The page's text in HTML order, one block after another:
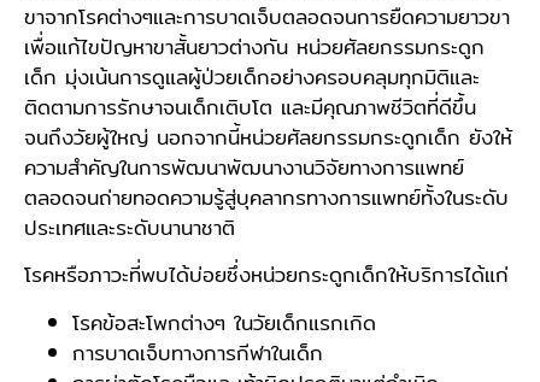
ขาจากโรคต่างๆและการบาดเจ็บตลอดจนการยืดความยาวขา
เพื่อแก้ไขปัญหาขาสั้นยาวต่างกัน หน่วยศัลยกรรมกระดูก
เด็ก มุ่งเน้นการดูแลผู้ป่วยเด็กอย่างครอบคลุมทุกมิติและ
ติดตามการรักษาจนเด็กเติบโต และมีคุณภาพชีวิตที่ดีขึ้น
จนถึงวัยผู้ใหญ่ นอกจากนี้หน่วยศัลยกรรมกระดูกเด็ก ยังให้
ความสำคัญในการพัฒนาพัฒนางานวิจัยทางการแพทย์
ตลอดจนถ่ายทอดความรู้สู่บุคลากรทางการแพทย์ทั้งในระดับ
ประเทศและระดับนานาชาติ
โรคหรือภาวะที่พบได้บ่อยซึ่งหน่วยกระดูกเด็กให้บริการได้แก่
โรคข้อสะโพกต่างๆ ในวัยเด็กแรกเกิด
การบาดเจ็บทางการกีฬาในเด็ก